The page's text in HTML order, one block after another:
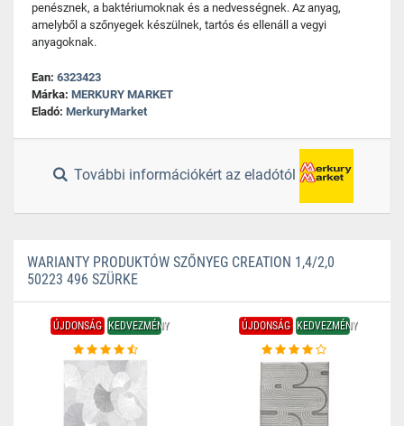
penésznek, a baktériumoknak és a nedvességnek. Az anyag,
amelyből a szőnyegek készülnek, tartós és ellenáll a vegyi
anyagoknak.
Ean: 6323423
Márka: MERKURY MARKET
Eladó: MerkuryMarket
További információkért az eladótól
WARIANTY PRODUKTÓW SZŐNYEG CREATION 1,4/2,0
50223 496 SZÜRKE
ÚJDONSÁG KEDVEZMÉNY ÚJDONSÁG KEDVEZMÉNY